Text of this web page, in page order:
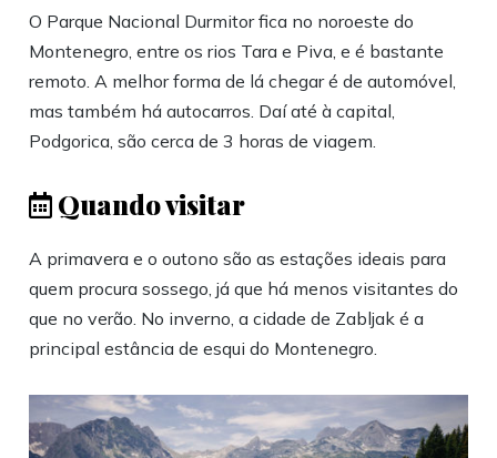
O Parque Nacional Durmitor fica no noroeste do
Montenegro, entre os rios Tara e Piva, e é bastante
remoto. A melhor forma de lá chegar é de automóvel,
mas também há autocarros. Daí até à capital,
Podgorica, são cerca de 3 horas de viagem.
Quando visitar
A primavera e o outono são as estações ideais para
quem procura sossego, já que há menos visitantes do
que no verão. No inverno, a cidade de Zabljak é a
principal estância de esqui do Montenegro.